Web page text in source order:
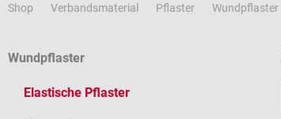
Shop Verbandsmaterial Pflaster Wundpflaster
Wundpflaster
Elastische Pflaster